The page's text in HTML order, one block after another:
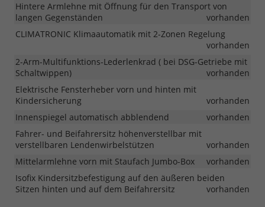
Hintere Armlehne mit Öffnung für den Transport von
langen Gegenständen
vorhanden
CLIMATRONIC Klimaautomatik mit 2-Zonen Regelung
vorhanden
2-Arm-Multifunktions-Lederlenkrad ( bei DSG-Getriebe mit
Schaltwippen)
vorhanden
Elektrische Fensterheber vorn und hinten mit
Kindersicherung
vorhanden
Innenspiegel automatisch abblendend
vorhanden
Fahrer- und Beifahrersitz höhenverstellbar mit
verstellbaren Lendenwirbelstützen
vorhanden
Mittelarmlehne vorn mit Staufach Jumbo-Box
vorhanden
Isofix Kindersitzbefestigung auf den äußeren beiden
Sitzen hinten und auf dem Beifahrersitz
vorhanden